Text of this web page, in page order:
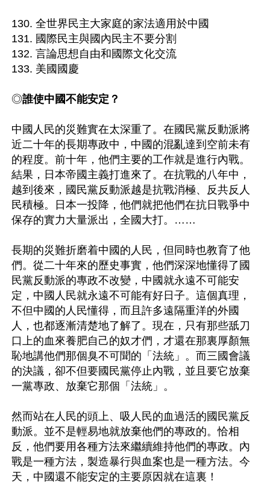
130. 全世界民主大家庭的家法適用於中國
131. 國際民主與國內民主不要分割
132. 言論思想自由和國際文化交流
133. 美國國慶
◎誰使中國不能安定？
中國人民的災難實在太深重了。在國民黨反動派將
近二十年的長期專政中，中國的混亂達到空前未有
的程度。前十年，他們主要的工作就是進行內戰。
結果，日本帝國主義打進來了。在抗戰的八年中，
越到後來，國民黨反動派越是抗戰消極、反共反人
民積極。日本一投降，他們就把他們在抗日戰爭中
保存的實力大量派出，全國大打。……
長期的災難折磨着中國的人民，但同時也教育了他
們。從二十年來的歷史事實，他們深深地懂得了國
民黨反動派的專政不改變，中國就永遠不可能安
定，中國人民就永遠不可能有好日子。這個真理，
不但中國的人民懂得，而且許多遠隔重洋的外國
人，也都逐漸清楚地了解了。現在，只有那些舐刀
口上的血來養肥自己的奴才們，才還在那裏厚顏無
恥地講他們那個臭不可聞的「法統」。而三國會議
的決議，卻不但要國民黨停止內戰，並且要它放棄
一黨專政、放棄它那個「法統」。
然而站在人民的頭上、吸人民的血過活的國民黨反
動派。並不是輕易地就放棄他們的專政的。恰相
反，他們要用各種方法來繼續維持他們的專政。內
戰是一種方法，製造暴行與血案也是一種方法。今
天，中國還不能安定的主要原因就在這裏！